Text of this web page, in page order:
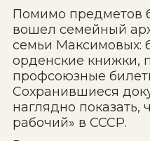
Помимо предметов
вошел семейный
семьи Максимовых:
орденские книжки,
профсоюзные
Сохранившиеся
наглядно показать,
рабочий» в СССР.